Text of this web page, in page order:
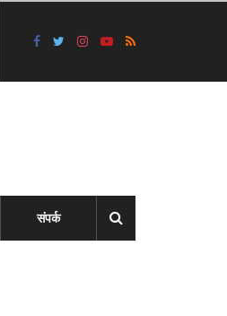
संपर्क